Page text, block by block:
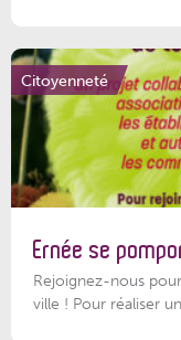
Citoyenneté
Ernée se
Rejoignez-nous
ville ! Pour réaliser